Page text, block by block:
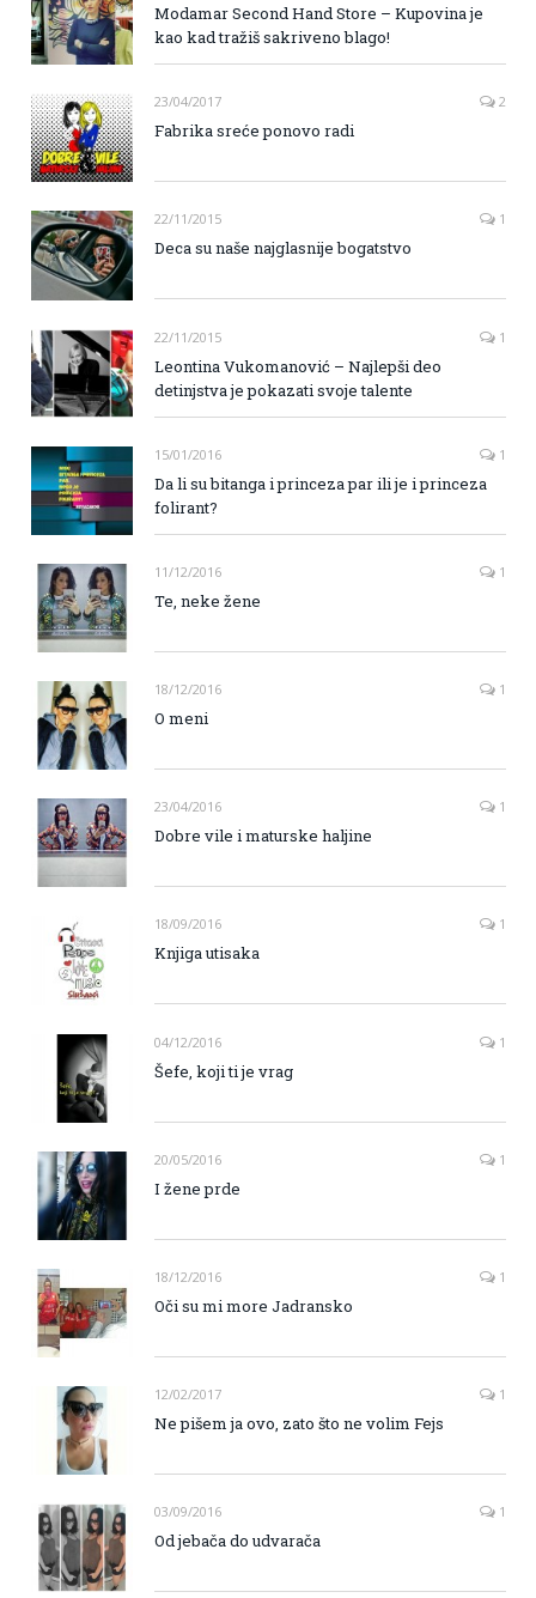
Modamar Second Hand Store – Kupovina je
kao kad tražiš sakriveno blago!
23/04/2017 2
Fabrika sreće ponovo radi
22/11/2015 1
Deca su naše najglasnije bogatstvo
22/11/2015 1
Leontina Vukomanović – Najlepši deo
detinjstva je pokazati svoje talente
15/01/2016 1
Da li su bitanga i princeza par ili je i princeza
folirant?
11/12/2016 1
Te, neke žene
18/12/2016 1
O meni
23/04/2016 1
Dobre vile i maturske haljine
18/09/2016 1
Knjiga utisaka
04/12/2016 1
Šefe, koji ti je vrag
20/05/2016 1
I žene prde
18/12/2016 1
Oči su mi more Jadransko
12/02/2017 1
Ne pišem ja ovo, zato što ne volim Fejs
03/09/2016 1
Od jebača do udvarača